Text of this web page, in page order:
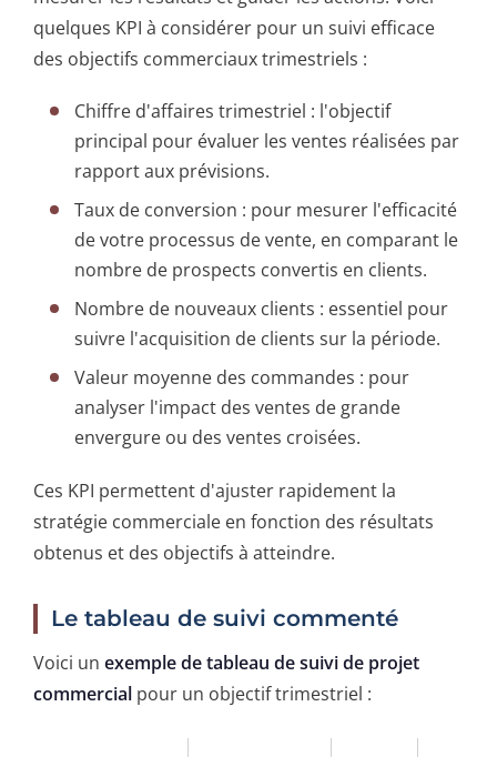
quelques KPI à considérer pour un suivi efficace
des objectifs commerciaux trimestriels :
Chiffre d'affaires trimestriel : l'objectif
principal pour évaluer les ventes réalisées par
rapport aux prévisions.
Taux de conversion : pour mesurer l'efficacité
de votre processus de vente, en comparant le
nombre de prospects convertis en clients.
Nombre de nouveaux clients : essentiel pour
suivre l'acquisition de clients sur la période.
Valeur moyenne des commandes : pour
analyser l'impact des ventes de grande
envergure ou des ventes croisées.
Ces KPI permettent d'ajuster rapidement la
stratégie commerciale en fonction des résultats
obtenus et des objectifs à atteindre.
Le tableau de suivi commenté
Voici un exemple de tableau de suivi de projet
commercial pour un objectif trimestriel :